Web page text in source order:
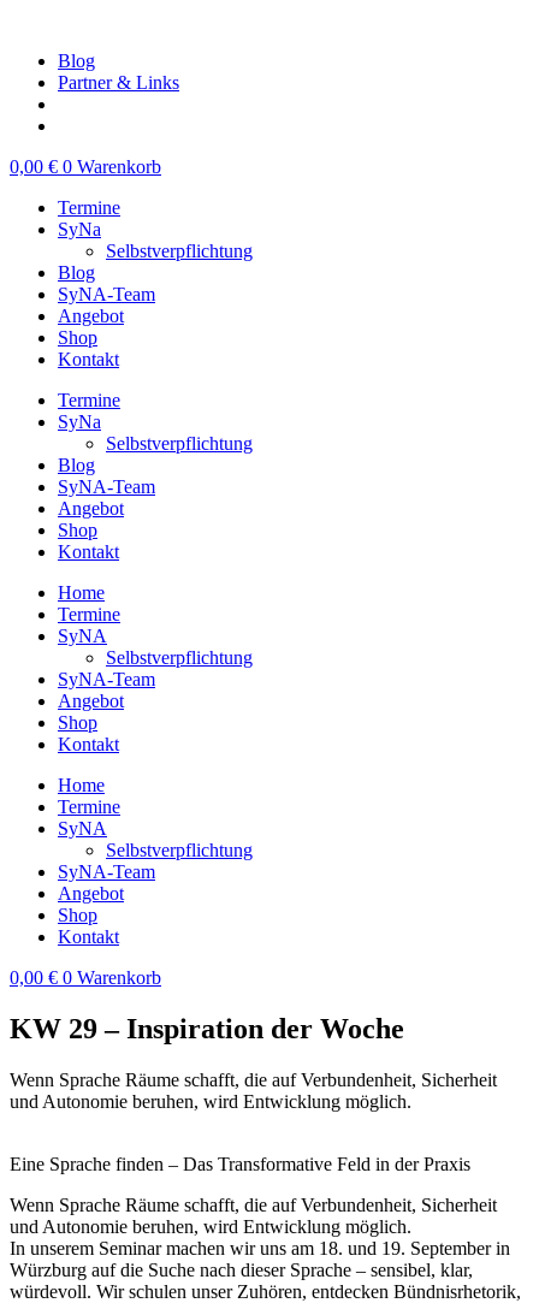
springenBlog
Partner & Links
0,00 € 0 Warenkorb
Termine
SyNa
Selbstverpflichtung
Blog
SyNA-Team
Angebot
Shop
Kontakt
Termine
SyNa
Selbstverpflichtung
Blog
SyNA-Team
Angebot
Shop
Kontakt
Home
Termine
SyNA
Selbstverpflichtung
SyNA-Team
Angebot
Shop
Kontakt
Home
Termine
SyNA
Selbstverpflichtung
SyNA-Team
Angebot
Shop
Kontakt
0,00 € 0 Warenkorb
KW 29 – Inspiration der Woche
Wenn Sprache Räume schafft, die auf Verbundenheit, Sicherheit
und Autonomie beruhen, wird Entwicklung möglich.
Eine Sprache finden – Das Transformative Feld in der Praxis
Wenn Sprache Räume schafft, die auf Verbundenheit, Sicherheit
und Autonomie beruhen, wird Entwicklung möglich.
In unserem Seminar machen wir uns am 18. und 19. September in
Würzburg auf die Suche nach dieser Sprache – sensibel, klar,
würdevoll. Wir schulen unser Zuhören, entdecken Bündnisrhetorik,